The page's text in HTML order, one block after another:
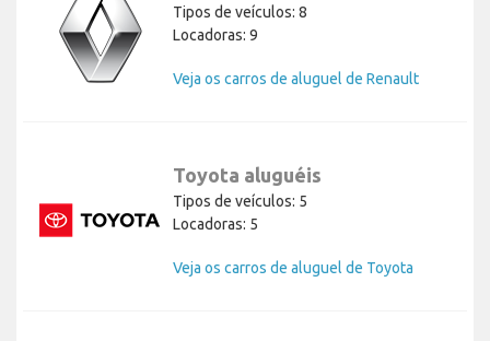
Tipos de veículos: 8
Locadoras: 9
Veja os carros de aluguel de Renault
Toyota aluguéis
Tipos de veículos: 5
Locadoras: 5
Veja os carros de aluguel de Toyota